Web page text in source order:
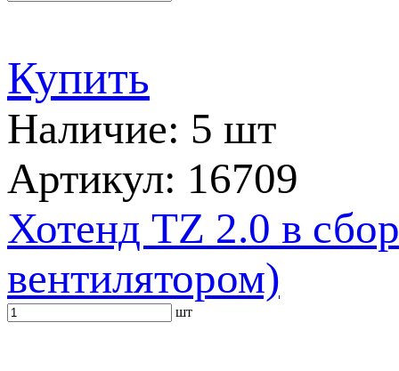
Купить
Наличие: 5 шт
Артикул: 16709
Хотенд TZ 2.0 в
вентилятором)
шт